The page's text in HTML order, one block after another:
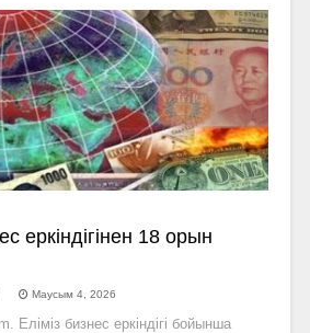
еркіндігінен 18 орын
Маусым 4, 2026
Еліміз бизнес еркіндігі бойынша